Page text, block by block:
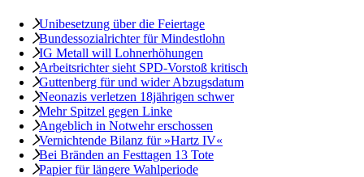
Unibesetzung über die Feiertage
Bundessozialrichter für Mindestlohn
IG Metall will Lohnerhöhungen
Arbeitsrichter sieht SPD-Vorstoß kritisch
Guttenberg für und wider Abzugsdatum
Neonazis verletzen 18jährigen schwer
Mehr Spitzel gegen Linke
Angeblich in ­Notwehr erschossen
Vernichtende Bilanz für »Hartz IV«
Bei Bränden an ­Festtagen 13 Tote
Papier für längere Wahlperiode